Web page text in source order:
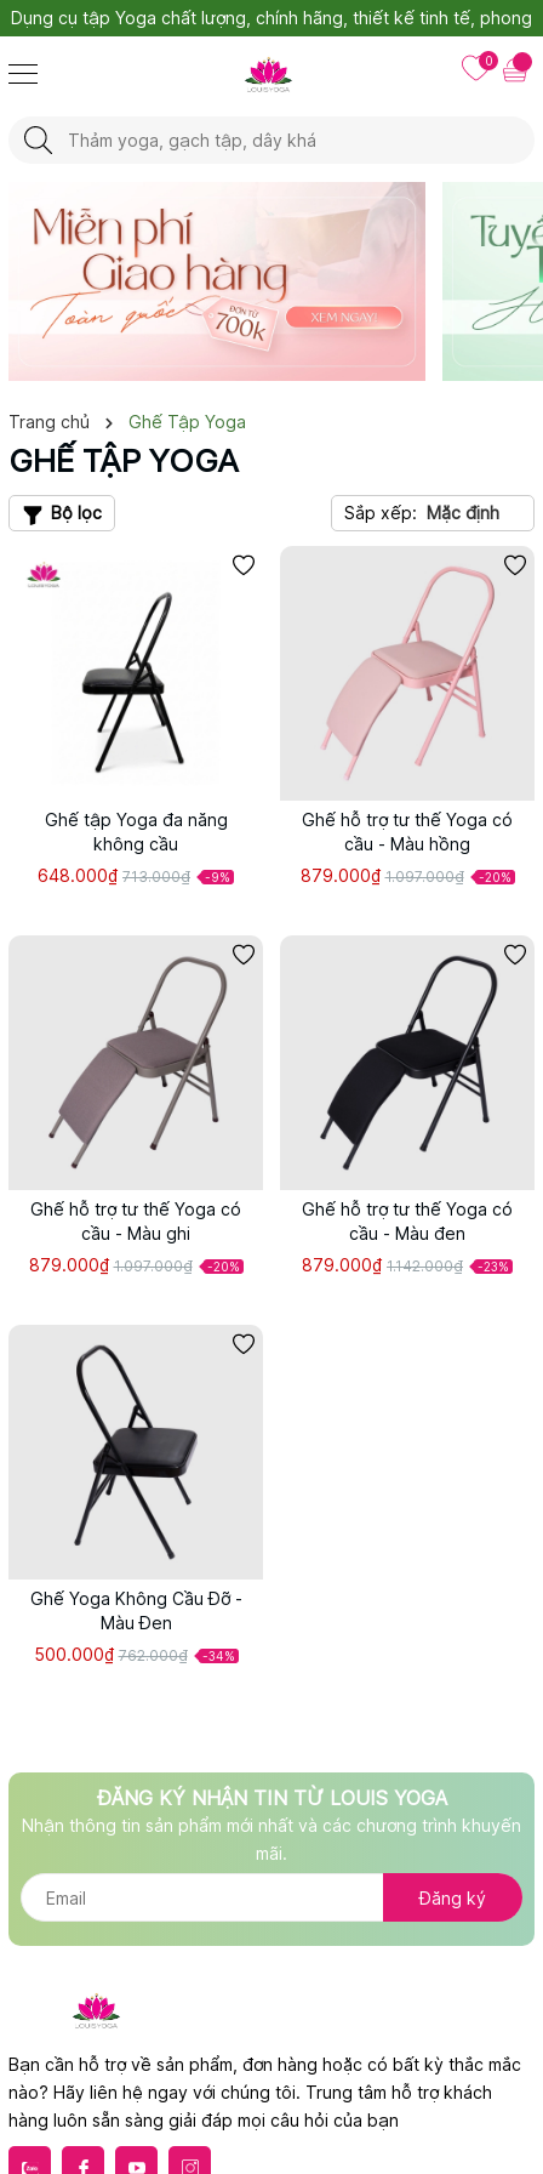
Dụng cụ tập Yoga chất lượng, chính hãng, thiết kế tinh tế, phong
cách đa dạng
0
Trang chủ Ghế Tập Yoga
GHẾ TẬP YOGA
Bộ lọc Sắp xếp: Mặc định
Ghế tập Yoga đa năng
không cầu
648.000₫ 713.000₫ -9%
Ghế hỗ trợ tư thế Yoga có
cầu - Màu hồng
879.000₫ 1.097.000₫ -20%
Ghế hỗ trợ tư thế Yoga có
cầu - Màu ghi
879.000₫ 1.097.000₫ -20%
Ghế hỗ trợ tư thế Yoga có
cầu - Màu đen
879.000₫ 1.142.000₫ -23%
Ghế Yoga Không Cầu Đỡ -
Màu Đen
500.000₫ 762.000₫ -34%
ĐĂNG KÝ NHẬN TIN TỪ LOUIS YOGA
Nhận thông tin sản phẩm mới nhất và các chương trình khuyến
mãi.
Đăng ký
Bạn cần hỗ trợ về sản phẩm, đơn hàng hoặc có bất kỳ thắc mắc
nào? Hãy liên hệ ngay với chúng tôi. Trung tâm hỗ trợ khách
hàng luôn sẵn sàng giải đáp mọi câu hỏi của bạn